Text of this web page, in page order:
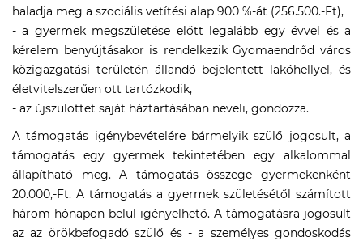
haladja meg a szociális vetítési alap 900 %-át (256.500.-Ft),
- a gyermek megszületése előtt legalább egy évvel és a
kérelem benyújtásakor is rendelkezik Gyomaendrőd város
közigazgatási területén állandó bejelentett lakóhellyel, és
életvitelszerűen ott tartózkodik,
- az újszülöttet saját háztartásában neveli, gondozza.
A támogatás igénybevételére bármelyik szülő jogosult, a
támogatás egy gyermek tekintetében egy alkalommal
állapítható meg. A támogatás összege gyermekenként
20.000,-Ft. A támogatás a gyermek születésétől számított
három hónapon belül igényelhető. A támogatásra jogosult
az az örökbefogadó szülő és - a személyes gondoskodás